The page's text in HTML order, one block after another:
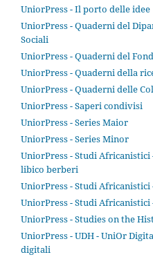
UniorPress - Il porto delle idee
UniorPress - Quaderni del
Sociali
UniorPress - Quaderni del
UniorPress - Quaderni della
UniorPress - Quaderni delle
UniorPress - Saperi condivisi
UniorPress - Series Maior
UniorPress - Series Minor
UniorPress - Studi
libico berberi
UniorPress - Studi Africanistici
UniorPress - Studi Africanistici
UniorPress - Studies on the
UniorPress - UDH - UniOr
digitali